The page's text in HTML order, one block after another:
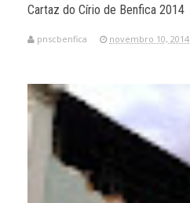
Cartaz do Círio de Benfica 2014
pnscbenfica novembro 10, 2014